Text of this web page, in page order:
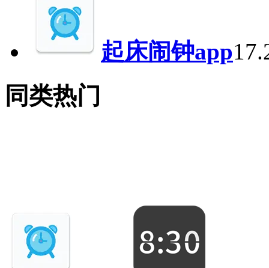
起床闹钟app
同类热门